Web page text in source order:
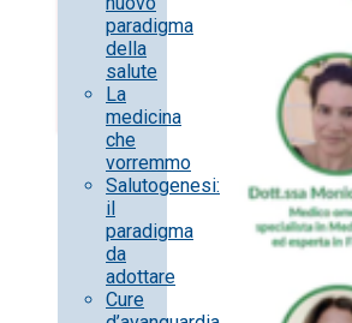
paradigma
della
salute
La
medicina
che
vorremmo
Salutogenesi:
il
paradigma
da
adottare
Cure